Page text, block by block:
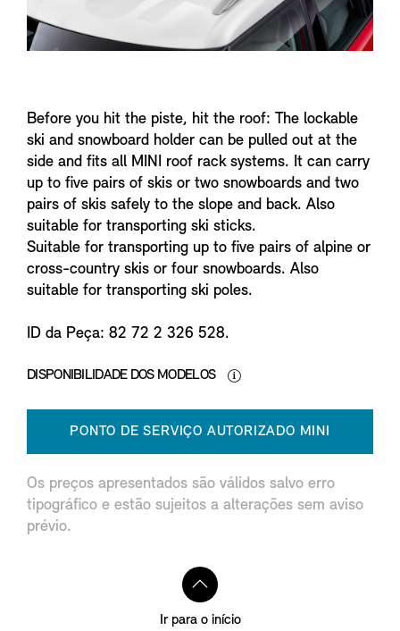
Before you hit the piste, hit the roof: The lockable
ski and snowboard holder can be pulled out at the
side and fits all MINI roof rack systems. It can carry
up to five pairs of skis or two snowboards and two
pairs of skis safely to the slope and back. Also
suitable for transporting ski sticks.
Suitable for transporting up to five pairs of alpine or
cross-country skis or four snowboards. Also
suitable for transporting ski poles.
ID da Peça: 82 72 2 326 528.
DISPONIBILIDADE DOS MODELOS
PONTO DE SERVIÇO AUTORIZADO MINI
Os preços apresentados são válidos salvo erro
tipográfico e estão sujeitos a alterações sem aviso
prévio.
Ir para o início